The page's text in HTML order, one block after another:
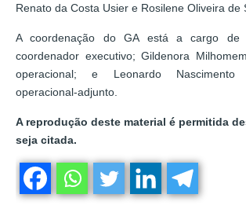
Renato da Costa Usier e Rosilene Oliveira de
A coordenação do GA está a cargo de
coordenador executivo; Gildenora
operacional; e Leonardo
operacional-adjunto.
A reprodução deste material é permitida
seja citada.